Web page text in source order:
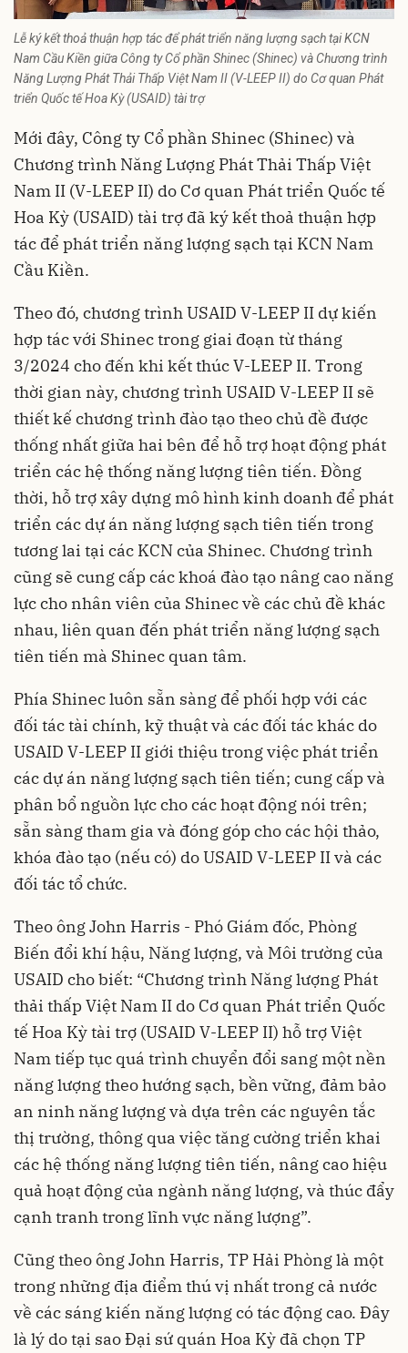
Lễ ký kết thoả thuận hợp tác để phát triển năng lượng sạch tại KCN
Nam Cầu Kiền giữa Công ty Cổ phần Shinec (Shinec) và Chương trình
Năng Lượng Phát Thải Thấp Việt Nam II (V-LEEP II) do Cơ quan Phát
triển Quốc tế Hoa Kỳ (USAID) tài trợ
Mới đây, Công ty Cổ phần Shinec (Shinec) và
Chương trình Năng Lượng Phát Thải Thấp Việt
Nam II (V-LEEP II) do Cơ quan Phát triển Quốc tế
Hoa Kỳ (USAID) tài trợ đã ký kết thoả thuận hợp
tác để phát triển năng lượng sạch tại KCN Nam
Cầu Kiền.
Theo đó, chương trình USAID V-LEEP II dự kiến
hợp tác với Shinec trong giai đoạn từ tháng
3/2024 cho đến khi kết thúc V-LEEP II. Trong
thời gian này, chương trình USAID V-LEEP II sẽ
thiết kế chương trình đào tạo theo chủ đề được
thống nhất giữa hai bên để hỗ trợ hoạt động phát
triển các hệ thống năng lượng tiên tiến. Đồng
thời, hỗ trợ xây dựng mô hình kinh doanh để phát
triển các dự án năng lượng sạch tiên tiến trong
tương lai tại các KCN của Shinec. Chương trình
cũng sẽ cung cấp các khoá đào tạo nâng cao năng
lực cho nhân viên của Shinec về các chủ đề khác
nhau, liên quan đến phát triển năng lượng sạch
tiên tiến mà Shinec quan tâm.
Phía Shinec luôn sẵn sàng để phối hợp với các
đối tác tài chính, kỹ thuật và các đối tác khác do
USAID V-LEEP II giới thiệu trong việc phát triển
các dự án năng lượng sạch tiên tiến; cung cấp và
phân bổ nguồn lực cho các hoạt động nói trên;
sẵn sàng tham gia và đóng góp cho các hội thảo,
khóa đào tạo (nếu có) do USAID V-LEEP II và các
đối tác tổ chức.
Theo ông John Harris - Phó Giám đốc, Phòng
Biến đổi khí hậu, Năng lượng, và Môi trường của
USAID cho biết: “Chương trình Năng lượng Phát
thải thấp Việt Nam II do Cơ quan Phát triển Quốc
tế Hoa Kỳ tài trợ (USAID V-LEEP II) hỗ trợ Việt
Nam tiếp tục quá trình chuyển đổi sang một nền
năng lượng theo hướng sạch, bền vững, đảm bảo
an ninh năng lượng và dựa trên các nguyên tắc
thị trường, thông qua việc tăng cường triển khai
các hệ thống năng lượng tiên tiến, nâng cao hiệu
quả hoạt động của ngành năng lượng, và thúc đẩy
cạnh tranh trong lĩnh vực năng lượng”.
Cũng theo ông John Harris, TP Hải Phònglà một
trong những địa điểm thú vị nhất trong cả nước
về các sáng kiến năng lượng có tác động cao. Đây
là lý do tại sao Đại sứ quán Hoa Kỳ đã chọn TP